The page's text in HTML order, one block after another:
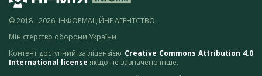
© 2018 - 2026, ІНФОРМАЦІЙНЕ АГЕНТСТВО,
Міністерство оборони України
Контент доступний за ліцензією Creative Commons Attribution 4.0
International license якщо не зазначено інше.